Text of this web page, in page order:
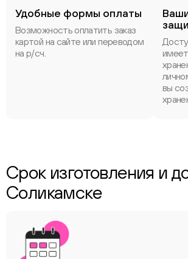
Удобные формы оплаты
Возможность оплатить заказ
картой на сайте или переводом
на р/сч.
вы
Срок изготовления и
Соликамске